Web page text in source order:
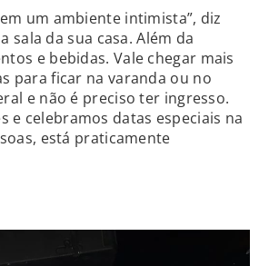
um ambiente intimista”, diz
sala da sua casa. Além da
e bebidas. Vale chegar mais
para ficar na varanda ou no
e não é preciso ter ingresso.
e celebramos datas especiais na
está praticamente